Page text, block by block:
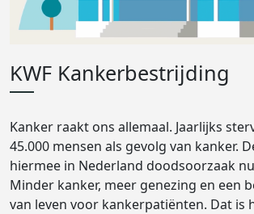
KWF Kankerbestrijding
Kanker raakt ons allemaal. Jaarlijks
45.000 mensen als gevolg van kanker.
hiermee in Nederland doodsoorzaak
Minder kanker, meer genezing en een
van leven voor kankerpatiënten. Dat is